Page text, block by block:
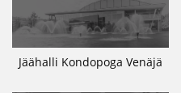
Jäähalli Kondopoga Venäjä